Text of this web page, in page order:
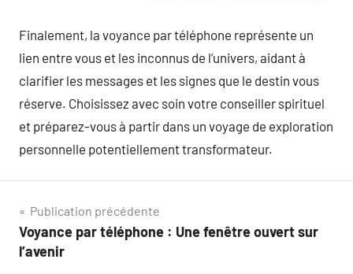
Finalement, la voyance par téléphone représente un
lien entre vous et les inconnus de l’univers, aidant à
clarifier les messages et les signes que le destin vous
réserve. Choisissez avec soin votre conseiller spirituel
et préparez-vous à partir dans un voyage de exploration
personnelle potentiellement transformateur.
Navigation
de
Publication précédente
Voyance par téléphone : Une fenêtre ouvert sur
l’avenir